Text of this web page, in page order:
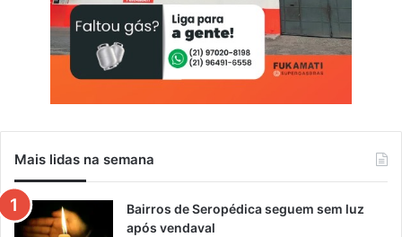
Mais lidas na semana
Bairros de Seropédica seguem sem luz
após vendaval